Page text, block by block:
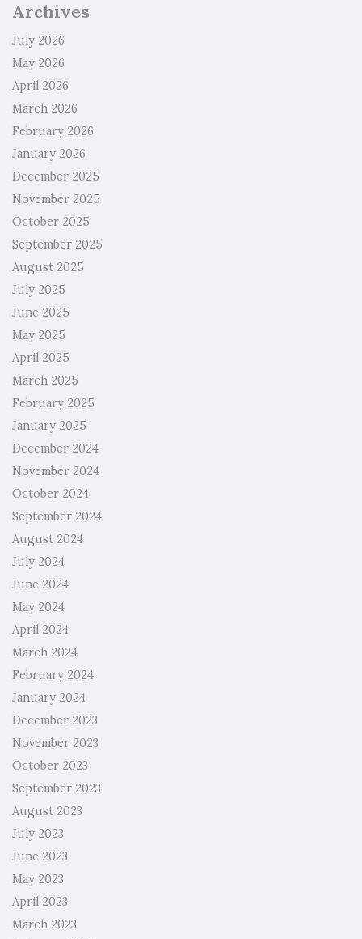
Archives
July 2026
May 2026
April 2026
March 2026
February 2026
January 2026
December 2025
November 2025
October 2025
September 2025
August 2025
July 2025
June 2025
May 2025
April 2025
March 2025
February 2025
January 2025
December 2024
November 2024
October 2024
September 2024
August 2024
July 2024
June 2024
May 2024
April 2024
March 2024
February 2024
January 2024
December 2023
November 2023
October 2023
September 2023
August 2023
July 2023
June 2023
May 2023
April 2023
March 2023